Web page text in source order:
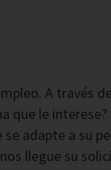
A través
le
adapte a su
llegue su